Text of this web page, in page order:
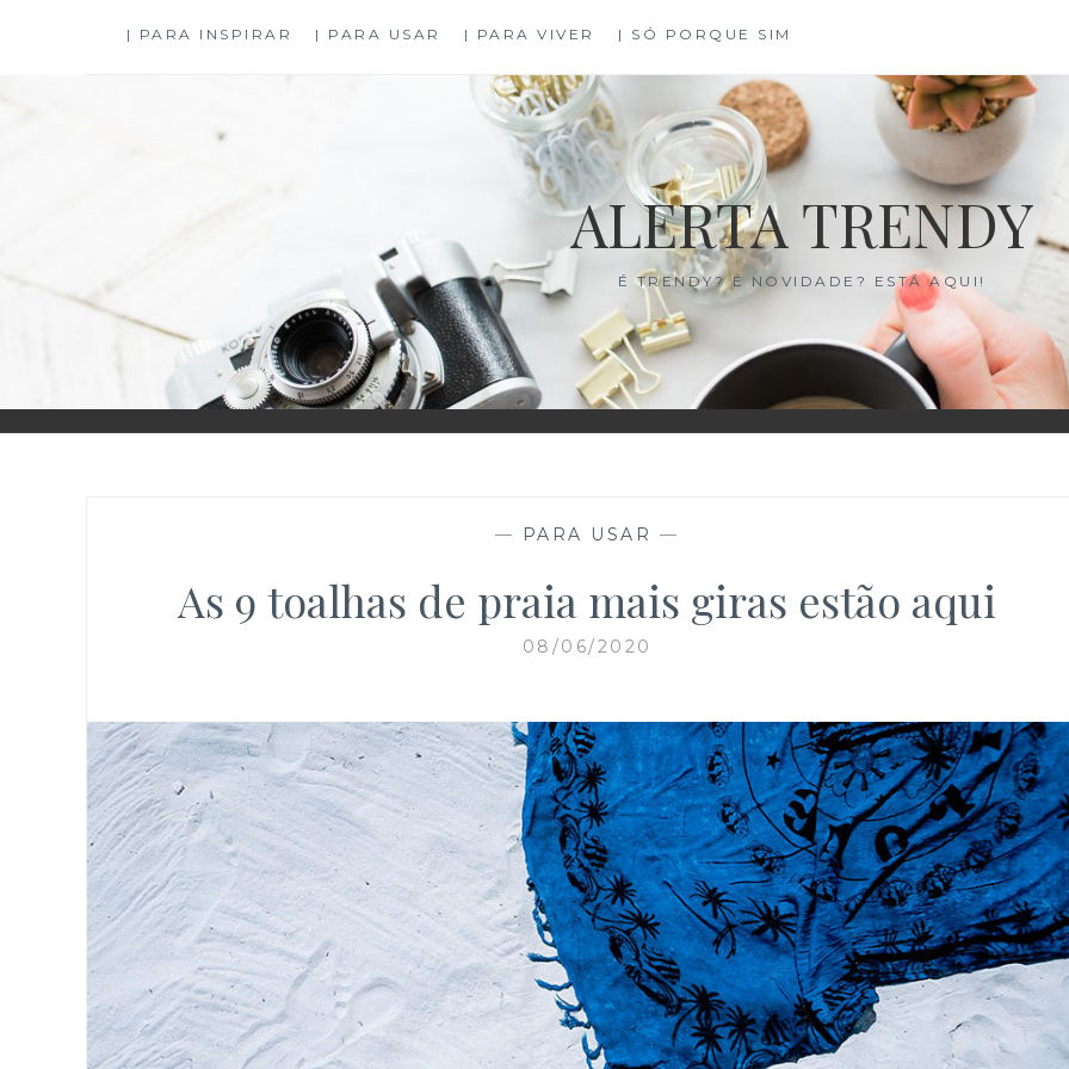
| PARA INSPIRAR | PARA USAR | PARA VIVER | SÓ PORQUE SIM
ALERTA TRENDY
É TRENDY? É NOVIDADE? ESTÁ AQUI!
— PARA USAR —
As 9 toalhas de praia mais giras estão aqui
08/06/2020
Necessários
Estes cookies
são necessários
para o bom
funcionamento
do site.